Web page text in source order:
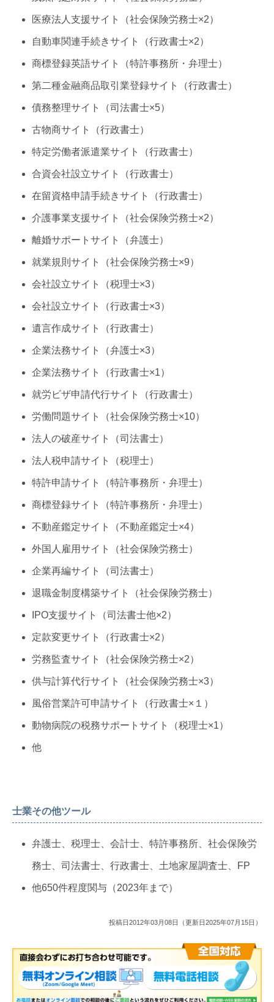
医療法人支援サイト（社会保険労務士×2）
自動車関連手続きサイト（行政書士×2）
商標登録英語サイト（特許事務所・弁理士）
第二種金融商品取引業登録サイト（行政書士）
債務整理サイト（司法書士×5）
古物商サイト（行政書士）
特定労働者派遣業サイト（行政書士）
合資会社設立サイト（行政書士）
在留資格申請手続きサイト（行政書士）
介護事業支援サイト（社会保険労務士×2）
離婚サポートサイト（弁護士）
就業規則サイト（社会保険労務士×9）
会社設立サイト（税理士×3）
会社設立サイト（行政書士×3）
遺言作成サイト（行政書士）
企業法務サイト（弁護士×3）
企業法務サイト（行政書士×1）
就労ビザ申請代行サイト（行政書士）
労働問題サイト（社会保険労務士×10）
法人の破産サイト（司法書士）
法人税申請サイト（税理士）
特許申請サイト（特許事務所・弁理士）
商標登録サイト（特許事務所・弁理士）
不動産鑑定サイト（不動産鑑定士×4）
外国人雇用サイト（社会保険労務士）
企業再編サイト（司法書士）
退職金制度構築サイト（社会保険労務士）
IPO支援サイト（司法書士他×2）
定款変更サイト（行政書士×2）
労務監査サイト（社会保険労務士×2）
供与計算代行サイト（社会保険労務士×3）
風俗営業許可申請サイト（行政書士×１）
動物病院の税務サポートサイト（税理士×1）
他
士業その他ツール
弁護士、税理士、会計士、特許事務所、社会保険労
務士、司法書士、行政書士、土地家屋調査士、FP
他650件程度関与（2023年まで）
投稿日2012年03月08日（更新日2025年07月15日）